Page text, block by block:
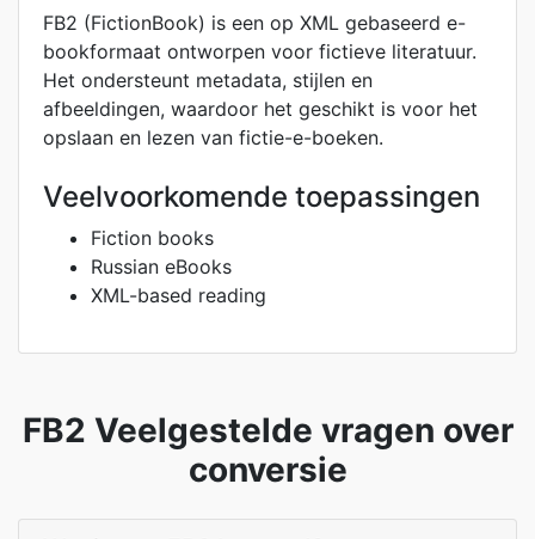
FB2 (FictionBook) is een op XML gebaseerd e-
bookformaat ontworpen voor fictieve literatuur.
Het ondersteunt metadata, stijlen en
afbeeldingen, waardoor het geschikt is voor het
opslaan en lezen van fictie-e-boeken.
Veelvoorkomende toepassingen
Fiction books
Russian eBooks
XML-based reading
FB2 Veelgestelde vragen over
conversie